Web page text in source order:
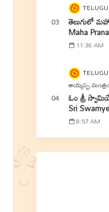
తెలుగులో మహా
Maha
11:36 AM
అయ్యప్ప
ఓం శ్రీ
Sri
8:57 AM